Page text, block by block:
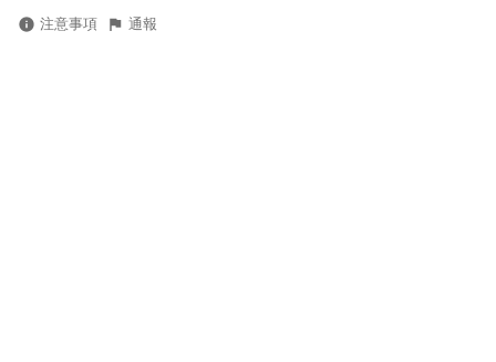
注意事項 通報